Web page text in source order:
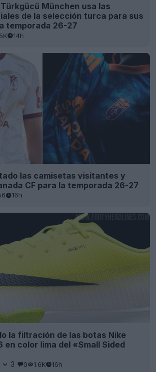
München usa las
de la selección turca para sus
temporada 26-27
14h
las camisetas visitantes y
CF para la temporada 26-27
16h
la filtración de las botas Nike
en color lima del «Small Sided
3 0 1.6K 16h